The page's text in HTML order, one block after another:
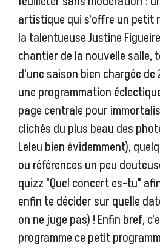
artistique qui s'offre un petit
la talentueuse Justine
chantier de la nouvelle salle,
d'une saison bien chargée
une programmation
page centrale pour
clichés du plus beau des
Leleu bien évidemment),
ou références un peu
quizz "Quel concert es-tu"
enfin te décider sur quelle
on ne juge pas) ! Enfin bref,
programme ce petit